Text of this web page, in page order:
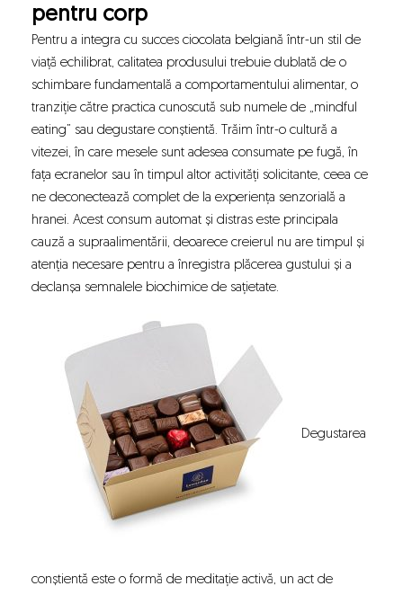
pentru corp
Pentru a integra cu succes ciocolata belgiană într-un stil de
viață echilibrat, calitatea produsului trebuie dublată de o
schimbare fundamentală a comportamentului alimentar, o
tranziție către practica cunoscută sub numele de „mindful
eating” sau degustare conștientă. Trăim într-o cultură a
vitezei, în care mesele sunt adesea consumate pe fugă, în
fața ecranelor sau în timpul altor activități solicitante, ceea ce
ne deconectează complet de la experiența senzorială a
hranei. Acest consum automat și distras este principala
cauză a supraalimentării, deoarece creierul nu are timpul și
atenția necesare pentru a înregistra plăcerea gustului și a
declanșa semnalele biochimice de sațietate.
Degustarea
conștientă este o formă de meditație activă, un act de